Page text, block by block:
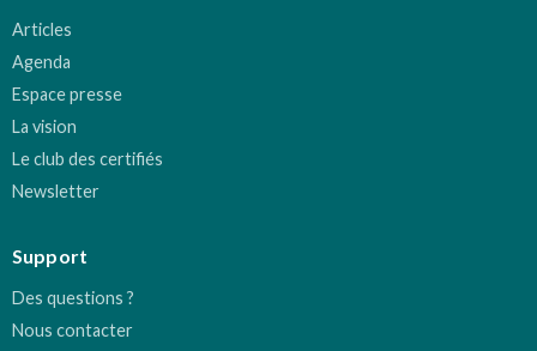
Articles
Agenda
Espace presse
La vision
Le club des certifiés
Newsletter
Support
Des questions ?
Nous contacter